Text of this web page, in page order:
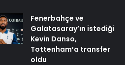
Fenerbahçe ve
Galatasaray’ın istediği
Kevin Danso,
Tottenham’a transfer
oldu